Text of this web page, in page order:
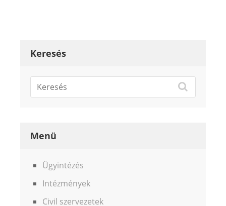
Keresés
Menü
Ügyintézés
Intézmények
Civil szervezetek